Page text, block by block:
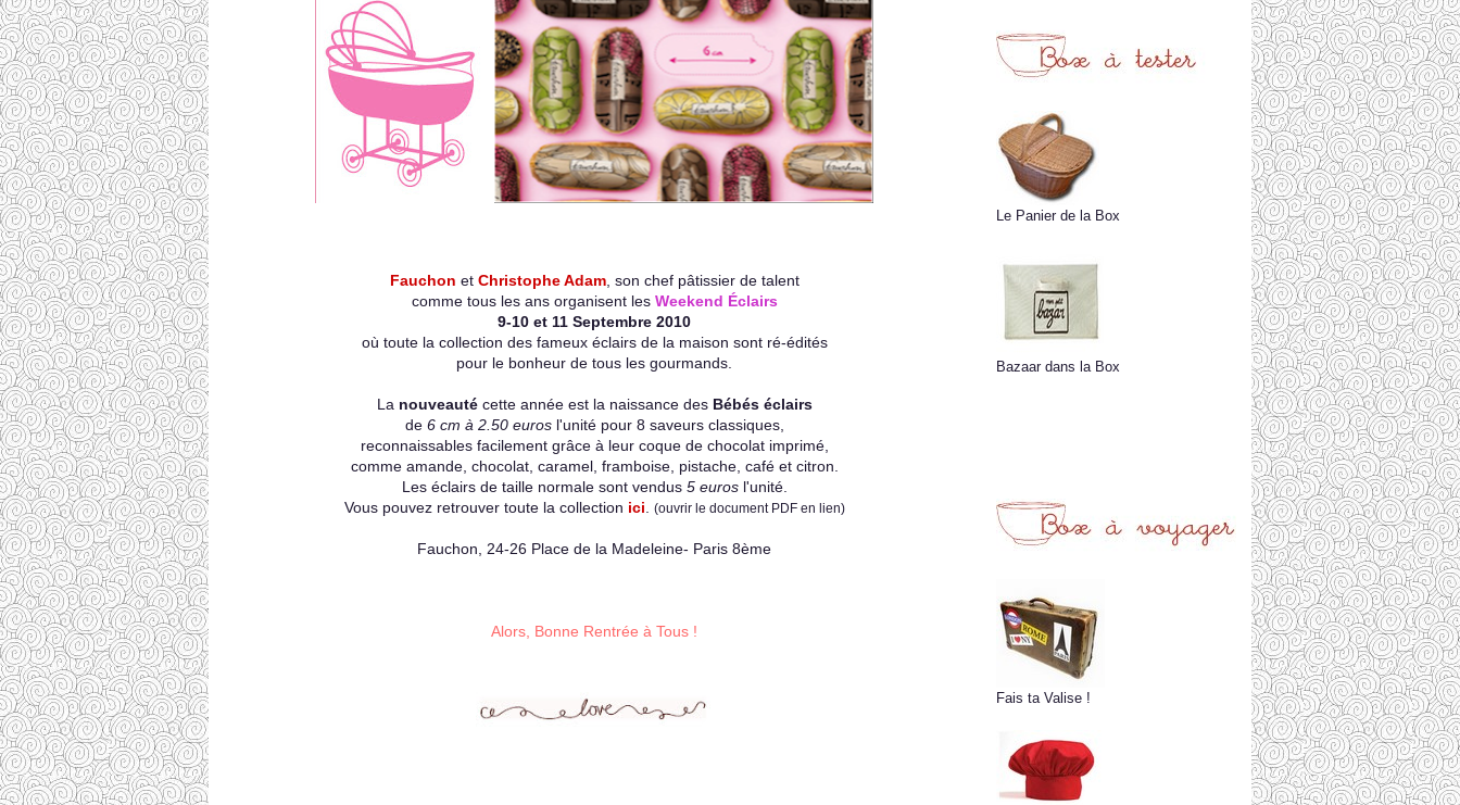
Fauchon et Christophe Adam, son chef pâtissier de talent
comme tous les ans organisent les Weekend Éclairs
9-10 et 11 Septembre 2010
où toute la collection des fameux éclairs de la maison sont ré-édités
pour le bonheur de tous les gourmands.
La nouveauté cette année est la naissance des Bébés éclairs
de6 cm à 2.50 eurosl'unité pour 8 saveurs classiques,
reconnaissables facilement grâce à leur coque de chocolat imprimé,
comme amande, chocolat, caramel, framboise, pistache, café et citron.
Les éclairs de taille normale sont vendus 5 eurosl'unité.
Vous pouvez retrouver toute la collection ici (ouvrir le document PDF en lien)
Fauchon, 24-26 Place de la Madeleine- Paris 8ème
Alors, Bonne Rentrée à Tous !
Le Panier de la Box
Bazaar dans la Box
Fais ta Valise !